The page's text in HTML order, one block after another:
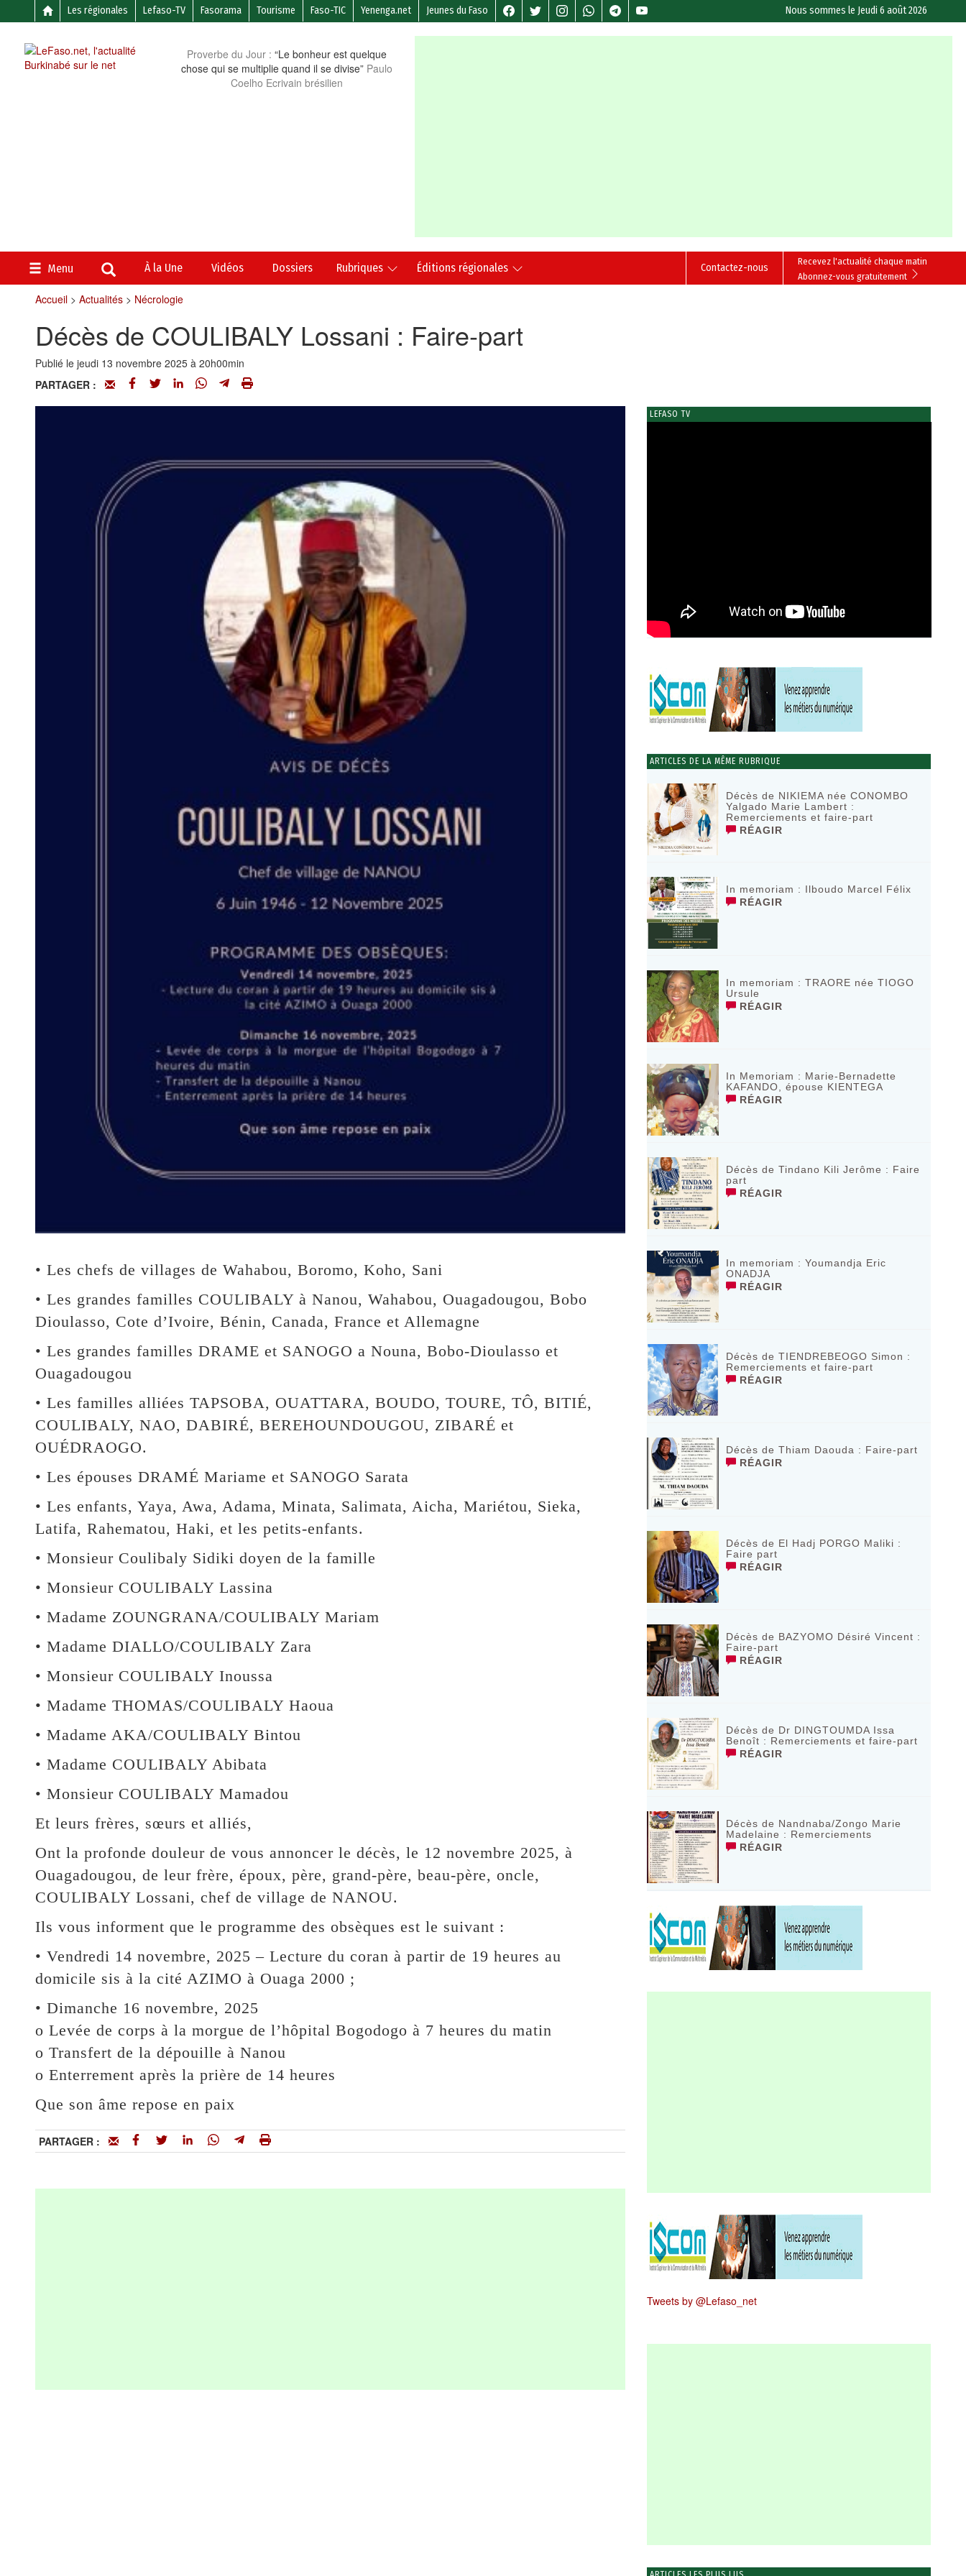
Les régionales Lefaso-TV Fasorama Tourisme Faso-TIC Yenenga.net Jeunes du Faso Nous sommes le Jeudi 6 août 2026
Proverbe du Jour : “Le bonheur est quelque
chose qui se multiplie quand il se divise” Paulo
Coelho Ecrivain brésilien
Menu À la Une Vidéos Dossiers Rubriques Éditions régionales
Recevez l'actualité chaque matin
Abonnez-vous gratuitement
Contactez-nous
Accueil> Actualités> Nécrologie
Décès de COULIBALY Lossani : Faire-part
Publié le jeudi 13 novembre 2025 à 20h00min
PARTAGER :
• Les chefs de villages de Wahabou, Boromo, Koho, Sani
• Les grandes familles COULIBALY à Nanou, Wahabou, Ouagadougou, Bobo
Dioulasso, Cote d’Ivoire, Bénin, Canada, France et Allemagne
• Les grandes familles DRAME et SANOGO a Nouna, Bobo-Dioulasso et
Ouagadougou
• Les familles alliées TAPSOBA, OUATTARA, BOUDO, TOURE, TÔ, BITIÉ,
COULIBALY, NAO, DABIRÉ, BEREHOUNDOUGOU, ZIBARÉ et
OUÉDRAOGO.
• Les épouses DRAMÉ Mariame et SANOGO Sarata
• Les enfants, Yaya, Awa, Adama, Minata, Salimata, Aicha, Mariétou, Sieka,
Latifa, Rahematou, Haki, et les petits-enfants.
• Monsieur Coulibaly Sidiki doyen de la famille
• Monsieur COULIBALY Lassina
• Madame ZOUNGRANA/COULIBALY Mariam
• Madame DIALLO/COULIBALY Zara
• Monsieur COULIBALY Inoussa
• Madame THOMAS/COULIBALY Haoua
• Madame AKA/COULIBALY Bintou
• Madame COULIBALY Abibata
• Monsieur COULIBALY Mamadou
Et leurs frères, sœurs et alliés,
Ont la profonde douleur de vous annoncer le décès, le 12 novembre 2025, à
Ouagadougou, de leur frère, époux, père, grand-père, beau-père, oncle,
COULIBALY Lossani, chef de village de NANOU.
Ils vous informent que le programme des obsèques est le suivant :
• Vendredi 14 novembre, 2025 – Lecture du coran à partir de 19 heures au
domicile sis à la cité AZIMO à Ouaga 2000 ;
• Dimanche 16 novembre, 2025
o Levée de corps à la morgue de l’hôpital Bogodogo à 7 heures du matin
o Transfert de la dépouille à Nanou
o Enterrement après la prière de 14 heures
Que son âme repose en paix
PARTAGER :
LEFASO TV
ARTICLES DE LA MÊME RUBRIQUE
Décès de NIKIEMA née CONOMBO
Yalgado Marie Lambert :
Remerciements et faire-part
RÉAGIR
In memoriam : Ilboudo Marcel Félix
RÉAGIR
In memoriam : TRAORE née TIOGO
Ursule
RÉAGIR
In Memoriam : Marie-Bernadette
KAFANDO, épouse KIENTEGA
RÉAGIR
Décès de Tindano Kili Jerôme : Faire
part
RÉAGIR
In memoriam : Youmandja Eric
ONADJA
RÉAGIR
Décès de TIENDREBEOGO Simon :
Remerciements et faire-part
RÉAGIR
Décès de Thiam Daouda : Faire-part
RÉAGIR
Décès de El Hadj PORGO Maliki :
Faire part
RÉAGIR
Décès de BAZYOMO Désiré Vincent :
Faire-part
RÉAGIR
Décès de Dr DINGTOUMDA Issa
Benoît : Remerciements et faire-part
RÉAGIR
Décès de Nandnaba/Zongo Marie
Madelaine : Remerciements
RÉAGIR
Tweets by @Lefaso_net